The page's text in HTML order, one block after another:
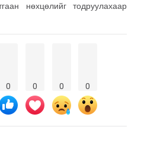
нөхцөлийг тодруулахаар
0 0 0 0